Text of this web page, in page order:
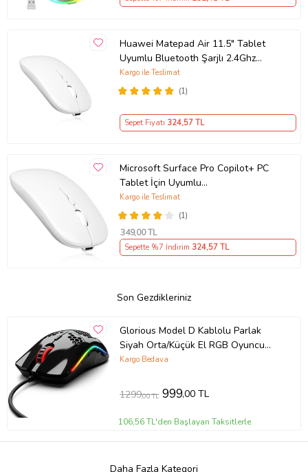
Huawei Matepad Air 11.5" Tablet
Uyumlu Bluetooth Şarjlı 2.4Ghz
Kablosuz Mouse Sessiz Tıklama
(Beyaz)
(1)
Kargo ile Teslimat
Sepet Fiyatı 324,57 TL
Microsoft Surface Pro Copilot+ PC
Tablet İçin Uyumlu
Bluetooth+2.4Ghz Kablosuz Şarjlı
Mouse (Beyaz)(1)
Kargo ile Teslimat
349,00 TL
Sepette %7 İndirim 324,57 TL
Son Gezdikleriniz
Glorious Model D Kablolu Parlak
Siyah Orta/Küçük El RGB Oyuncu
Mouse GLO-MS-DM-GB
Kargo Bedava
1299,00 TL 999,00 TL
106,56 TL'den Başlayan Taksitlerle
Daha Fazla Kategori